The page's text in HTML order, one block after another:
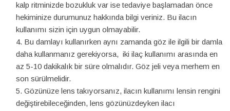
kalp ritminizde bozukluk var ise tedaviye başlamadan önce
hekiminize durumunuz hakkında bilgi veriniz. Bu ilacın
kullanımı sizin için uygun olmayabilir.
Bu damlayı kullanırken aynı zamanda göz ile ilgili bir damla
daha kullanmanız gerekiyorsa, iki ilaç kullanımı arasında en
az 5-10 dakikalık bir süre olmalıdır. Göz jeli veya merhem en
son sürülmelidir.
Gözünüze lens takıyorsanız, ilacın kullanımı lensin rengini
değiştirebileceğinden, lens gözünüzdeyken ilacı